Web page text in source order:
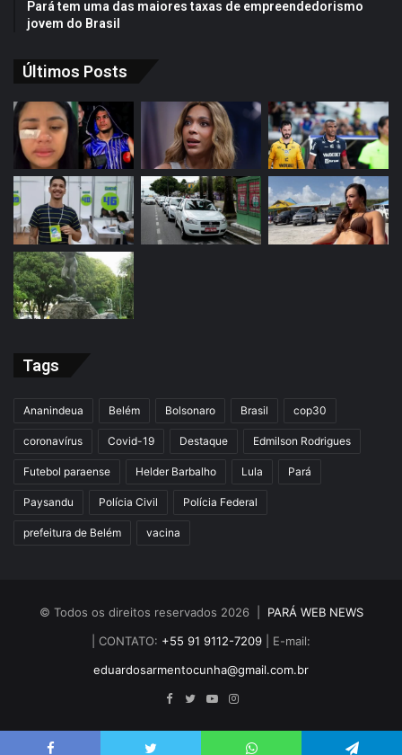
Pará tem uma das maiores taxas de empreendedorismo
jovem do Brasil
Últimos Posts
Tags
Ananindeua Belém Bolsonaro Brasil cop30
coronavírus Covid-19 Destaque Edmilson Rodrigues
Futebol paraense Helder Barbalho Lula Pará
Paysandu Polícia Civil Polícia Federal
prefeitura de Belém vacina
© Todos os direitos reservados 2026 | PARÁ WEB NEWS
| CONTATO: +55 91 9112-7209 | E-mail:
eduardosarmentocunha@gmail.com.br
Facebook
TwitterYouTubeInstagram